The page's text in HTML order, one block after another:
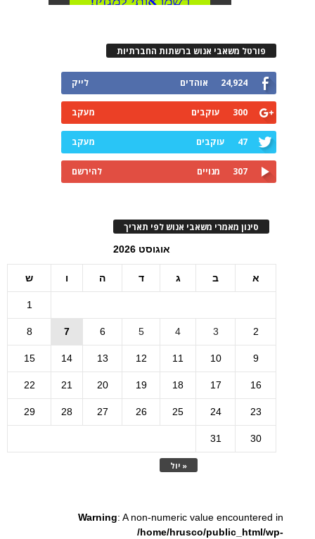
פורטל משאבי אנוש ברשתות החברתיות
24,924 אוהדים לייק
300 עוקבים מעקב
47 עוקבים מעקב
307 מנויים להירשם
סינון מאמרי משאבי אנוש לפי תאריך
אוגוסט 2026
א ב ג ד ה ו ש
« יול
1
2
3
4
5
6
7
8
9
10
11
12
13
14
15
16
17
18
19
20
21
22
23
24
25
26
27
28
29
30
31
Warning: A non-numeric value encountered in
/home/hrusco/public_html/wp-